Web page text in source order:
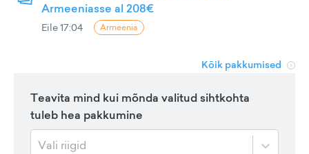
Armeeniasse al 208€
Eile 17:04 Armeenia
Kõik pakkumised
Teavita mind kui mõnda valitud sihtkohta
tuleb hea pakkumine
Vali riigid